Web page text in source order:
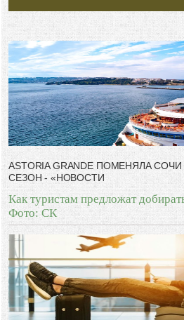
ASTORIA GRANDE ПОМЕНЯЛА
СЕЗОН - «НОВОСТИ
Как туристам предложат
Фото: СК